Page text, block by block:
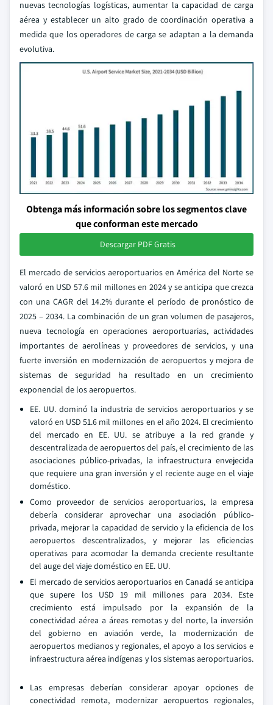
nuevas tecnologías logísticas, aumentar la capacidad de carga
aérea y establecer un alto grado de coordinación operativa a
medida que los operadores de carga se adaptan a la demanda
evolutiva.
Obtenga más información sobre los segmentos clave
que conforman este mercado
Descargar PDF Gratis
El mercado de servicios aeroportuarios en América del Norte se
valoró en USD 57.6 mil millones en 2024 y se anticipa que crezca
con una CAGR del 14.2% durante el período de pronóstico de
2025 – 2034. La combinación de un gran volumen de pasajeros,
nueva tecnología en operaciones aeroportuarias, actividades
importantes de aerolíneas y proveedores de servicios, y una
fuerte inversión en modernización de aeropuertos y mejora de
sistemas de seguridad ha resultado en un crecimiento
exponencial de los aeropuertos.
EE. UU. dominó la industria de servicios aeroportuarios y se
valoró en USD 51.6 mil millones en el año 2024. El crecimiento
del mercado en EE. UU. se atribuye a la red grande y
descentralizada de aeropuertos del país, el crecimiento de las
asociaciones público-privadas, la infraestructura envejecida
que requiere una gran inversión y el reciente auge en el viaje
doméstico.
Como proveedor de servicios aeroportuarios, la empresa
debería considerar aprovechar una asociación público-
privada, mejorar la capacidad de servicio y la eficiencia de los
aeropuertos descentralizados, y mejorar las eficiencias
operativas para acomodar la demanda creciente resultante
del auge del viaje doméstico en EE. UU.
El mercado de servicios aeroportuarios en Canadá se anticipa
que supere los USD 19 mil millones para 2034. Este
crecimiento está impulsado por la expansión de la
conectividad aérea a áreas remotas y del norte, la inversión
del gobierno en aviación verde, la modernización de
aeropuertos medianos y regionales, el apoyo a los servicios e
infraestructura aérea indígenas y los sistemas aeroportuarios.
Las empresas deberían considerar apoyar opciones de
conectividad remota, modernizar aeropuertos regionales,